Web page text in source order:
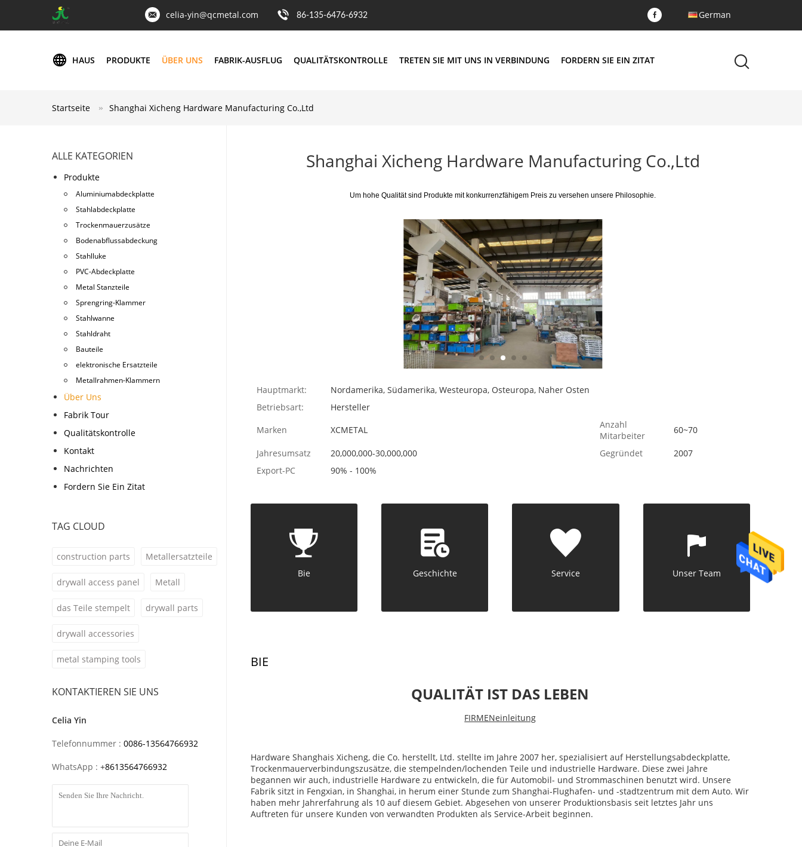
celia-yin@qcmetal.com 86-135-6476-6932 German
HAUS PRODUKTE ÜBER UNS FABRIK-AUSFLUG QUALITÄTSKONTROLLE TRETEN SIE MIT UNS IN VERBINDUNG FORDERN SIE EIN ZITAT
Startseite Shanghai Xicheng Hardware Manufacturing Co.,Ltd
ALLE KATEGORIEN
Produkte
Aluminiumabdeckplatte
Stahlabdeckplatte
Trockenmauerzusätze
Bodenabflussabdeckung
Stahlluke
PVC-Abdeckplatte
Metal Stanzteile
Sprengring-Klammer
Stahlwanne
Stahldraht
Bauteile
elektronische Ersatzteile
Metallrahmen-Klammern
Über Uns
Fabrik Tour
Qualitätskontrolle
Kontakt
Nachrichten
Fordern Sie Ein Zitat
TAG CLOUD
construction parts Metallersatzteile
drywall access panel Metall
das Teile stempelt drywall parts
drywall accessories
metal stamping tools
KONTAKTIEREN SIE UNS
Celia Yin
Telefonnummer : 0086-13564766932
WhatsApp : +8613564766932
Shanghai Xicheng Hardware Manufacturing Co.,Ltd
Um hohe Qualität sind Produkte mit konkurrenzfähigem Preis zu versehen unsere Philosophie.
Hauptmarkt:
Nordamerika, Südamerika, Westeuropa, Osteuropa, Naher Osten
Betriebsart:
Hersteller
Marken
XCMETAL
Anzahl
Mitarbeiter
60~70
Jahresumsatz 20,000,000-30,000,000 Gegründet
2007
Export-PC
90% - 100%
Bie Geschichte Service Unser Team
BIE
QUALITÄT IST DAS LEBEN
FIRMENeinleitung
Hardware Shanghais Xicheng, die Co. herstellt, Ltd. stellte im Jahre 2007 her, spezialisiert auf Herstellungsabdeckplatte,
Trockenmauerverbindungszusätze, die stempelnden/lochenden Teile und industrielle Hardware. Diese zwei Jahre
begannen wir auch, industrielle Hardware zu entwickeln, die für Automobil- und Strommaschinen benutzt wird. Unsere
Fabrik sitzt in Fengxian, in Shanghai, in herum einer Stunde zum Shanghai-Flughafen- und -stadtzentrum mit dem Auto. Wir
haben mehr Jahrerfahrung als 10 auf diesem Gebiet. Abgesehen von unserer Produktionsbasis seit letztes Jahr uns
Auftreten für unsere Kunden von verwandten Produkten als Service-Arbeit beginnen.